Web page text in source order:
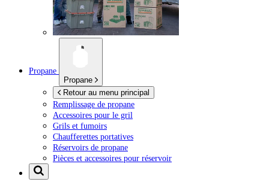
Propane
Propane
Retour au menu principal
Remplissage de propane
Accessoires pour le gril
Grils et fumoirs
Chaufferettes portatives
Réservoirs de propane
Pièces et accessoires pour réservoir